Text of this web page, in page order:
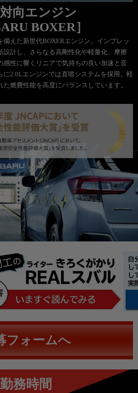
向エンジン
BOXER］
えた新世代BOXERエンジン。インプレッ
設計し、さらなる高剛性化や軽量化、摩擦
感性に響くリニアで気持ちの良い加速と音
に2.0Lエンジンでは直噴システムを採用。軽
燃費性能を高度にバランスしています。
フォームへ
勤務時間